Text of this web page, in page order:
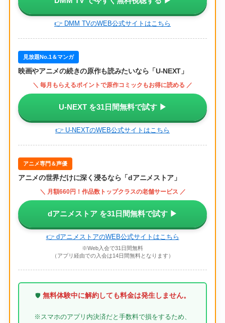
👉 DMM TVのWEB公式サイトはこちら
見放題No.1＆マンガ
映画やアニメの続きの原作も読みたいなら「U-NEXT」
＼ 毎月もらえるポイントで原作コミックもお得に読める ／
U-NEXT を31日間無料で試す ▶
👉 U-NEXTのWEB公式サイトはこちら
アニメ専門＆声優
アニメの世界だけに深く浸るなら「dアニメストア」
＼ 月額660円！作品数トップクラスの老舗サービス ／
dアニメストア を31日間無料で試す ▶
👉 dアニメストアのWEB公式サイトはこちら
※Web入会で31日間無料
（アプリ経由での入会は14日間無料となります）
🛡️ 無料体験中に解約しても料金は発生しません。
※スマホのアプリ内決済だと手数料で損をするため、